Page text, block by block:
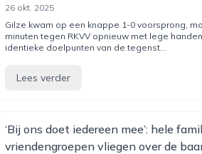
26 okt. 2025
Gilze kwam op een knappe 1-0 voorsprong,
minuten tegen RKVV opnieuw met lege
identieke doelpunten van de tegenst...
Lees verder
‘Bij ons doet iedereen mee’: hele
vriendengroepen vliegen over de